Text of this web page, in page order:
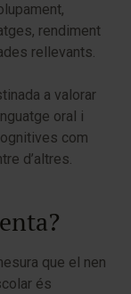
rendiment
rellevants.
a valorar
oral i
com
d’altres.
que el nen
és